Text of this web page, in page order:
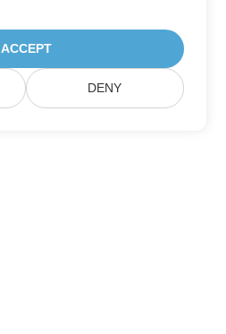
ACCEPT
DENY